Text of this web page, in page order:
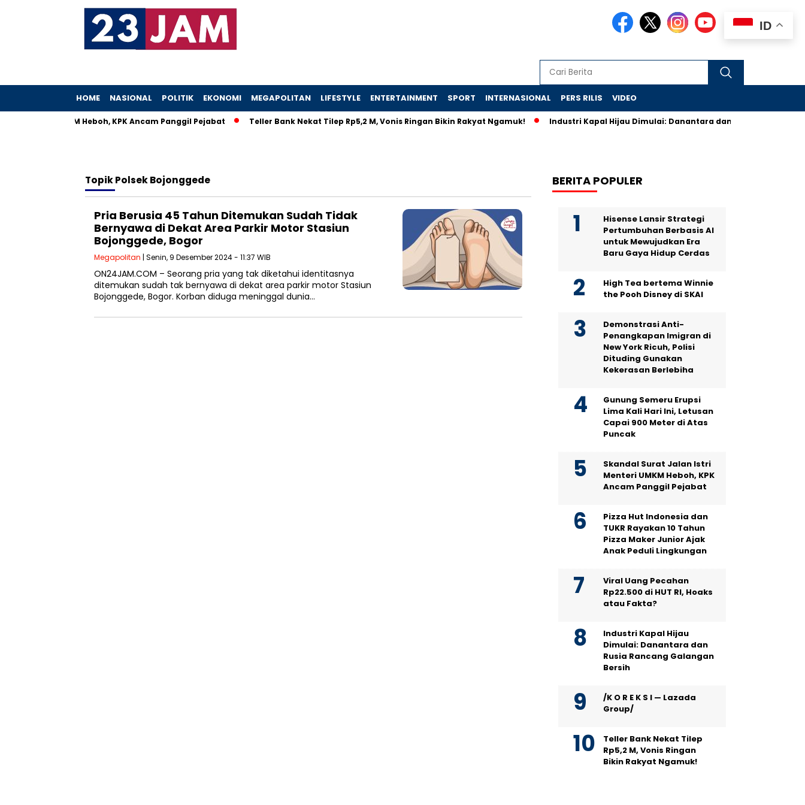
HOME NASIONAL POLITIK EKONOMI MEGAPOLITAN LIFESTYLE ENTERTAINMENT SPORT INTERNASIONAL PERS RILIS VIDEO
Menteri UMKM Heboh, KPK Ancam Panggil Pejabat Teller Bank Nekat Tilep Rp5,2 M, Vonis Ringan Bikin Rakyat Ngamuk! Industri Kapal Hijau Dimulai: Danantara dan Rusia Rancang
TopikPolsek Bojonggede
Pria Berusia 45 Tahun Ditemukan Sudah Tidak
Bernyawa di Dekat Area Parkir Motor Stasiun
Bojonggede, Bogor
Megapolitan | Senin, 9 Desember 2024 - 11:37 WIB
ON24JAM.COM – Seorang pria yang tak diketahui identitasnya
ditemukan sudah tak bernyawa di dekat area parkir motor Stasiun
Bojonggede, Bogor. Korban diduga meninggal dunia…
BERITA POPULER
Hisense Lansir Strategi
Pertumbuhan Berbasis AI
untuk Mewujudkan Era
Baru Gaya Hidup Cerdas
High Tea bertema Winnie
the Pooh Disney di SKAI
Demonstrasi Anti-
Penangkapan Imigran di
New York Ricuh, Polisi
Dituding Gunakan
Kekerasan Berlebiha
Gunung Semeru Erupsi
Lima Kali Hari Ini, Letusan
Capai 900 Meter di Atas
Puncak
Skandal Surat Jalan Istri
Menteri UMKM Heboh, KPK
Ancam Panggil Pejabat
Pizza Hut Indonesia dan
TUKR Rayakan 10 Tahun
Pizza Maker Junior Ajak
Anak Peduli Lingkungan
Viral Uang Pecahan
Rp22.500 di HUT RI, Hoaks
atau Fakta?
Industri Kapal Hijau
Dimulai: Danantara dan
Rusia Rancang Galangan
Bersih
/K O R E K S I — Lazada
Group/
Teller Bank Nekat Tilep
Rp5,2 M, Vonis Ringan
Bikin Rakyat Ngamuk!
ID